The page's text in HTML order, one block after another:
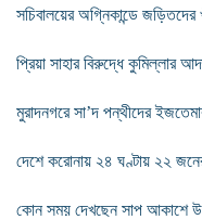
সচিবালয়ের অগ্নিকান্ডে
প্রিয়া সাহার বিরুদ্ধে কুমিল্লার
মুরাদনগরে সা’দ পন্থীদের
দেশে করোনায় ২৪ ঘণ্টায় ২২
কোন সময় দেখছেন সাপ আকাশে